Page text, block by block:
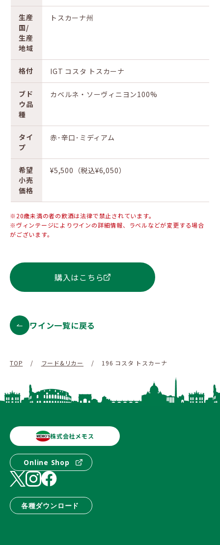
生産
国/
生産
地域
トスカーナ州
格付 IGT コスタ トスカーナ
ブド
ウ品
種
カベルネ・ソーヴィニヨン100%
タイ
プ
赤･辛口･ミディアム
希望
小売
価格
¥5,500（税込¥6,050）
※20歳未満の者の飲酒は法律で禁止されています。
※ヴィンテージによりワインの詳細情報、ラベルなどが変更する場合
がございます。
購入はこちら
ワイン一覧に戻る
TOP / フード&リカー / 196 コスタ トスカーナ
株式会社メモス
Online Shop
各種ダウンロード